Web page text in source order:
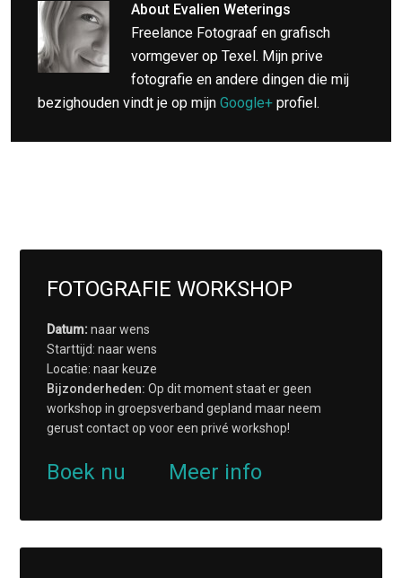
About Evalien Weterings
Freelance Fotograaf en grafisch
vormgever op Texel. Mijn prive
fotografie en andere dingen die mij
bezighouden vindt je op mijnGoogle+ profiel.
FOTOGRAFIE WORKSHOP
Datum:naar wens
Starttijd: naar wens
Locatie: naar keuze
Bijzonderheden: Op dit moment staat er geen
workshop in groepsverband gepland maar neem
gerust contact op voor een privé workshop!
Boek nu Meer info